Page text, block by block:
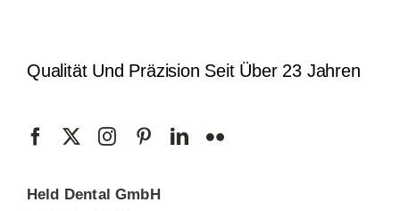
Qualität Und Präzision Seit Über 23 Jahren
Held Dental GmbH